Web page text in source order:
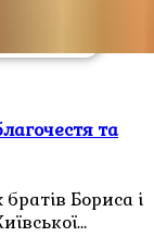
та
Бориса і